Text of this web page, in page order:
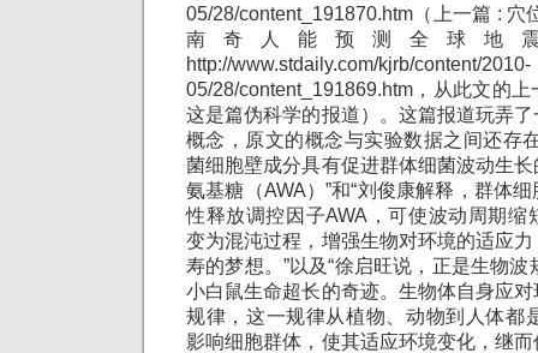
05/28/content_191870.htm（上一篇 : 穴
南奇人能预测全球地
http://www.stdaily.com/kjrb/content/2010-
05/28/content_191869.htm，从此文的
这是篇伪科学的报道）。这篇报道玩弄
概念，原文的概念与实验数据之间还存
菌细胞壁成分具有促进群体细菌波动生
氨基糖（AWA）”和“刘俊康解释，群体
性释放调控因子AWA，可使波动周期缩
变为混沌过程，增强生物对环境的适应
寿的梦想。”以及“徐启旺说，正是生物
小白鼠生命超长的奇迹。生物体自身应
规律，这一规律从植物、动物到人体都
影响细胞群体，使其适应环境变化，继